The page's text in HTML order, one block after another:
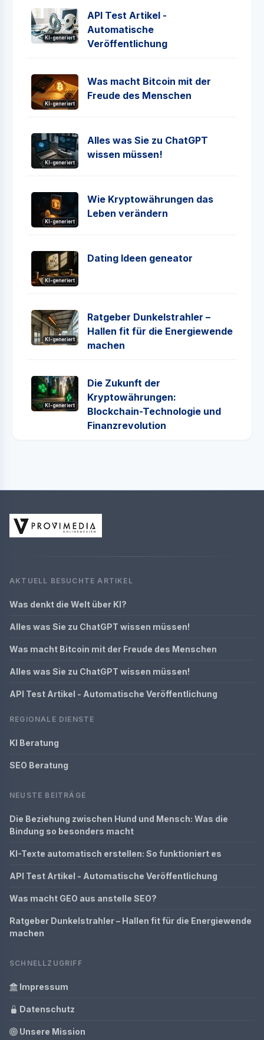
KI-generiert
API Test Artikel -
Automatische
Veröffentlichung
KI-generiert
Was macht Bitcoin mit der
Freude des Menschen
KI-generiert
Alles was Sie zu ChatGPT
wissen müssen!
KI-generiert
Wie Kryptowährungen das
Leben verändern
KI-generiert
Dating Ideen geneator
KI-generiert
Ratgeber Dunkelstrahler –
Hallen fit für die Energiewende
machen
KI-generiert
Die Zukunft der
Kryptowährungen:
Blockchain-Technologie und
Finanzrevolution
AKTUELL BESUCHTE ARTIKEL
Was denkt die Welt über KI?
Alles was Sie zu ChatGPT wissen müssen!
Was macht Bitcoin mit der Freude des Menschen
Alles was Sie zu ChatGPT wissen müssen!
API Test Artikel - Automatische Veröffentlichung
REGIONALE DIENSTE
KI Beratung
SEO Beratung
NEUSTE BEITRÄGE
Die Beziehung zwischen Hund und Mensch: Was die
Bindung so besonders macht
KI-Texte automatisch erstellen: So funktioniert es
API Test Artikel - Automatische Veröffentlichung
Was macht GEO aus anstelle SEO?
Ratgeber Dunkelstrahler – Hallen fit für die Energiewende
machen
SCHNELLZUGRIFF
Impressum
Datenschutz
Unsere Mission